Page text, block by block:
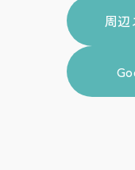
周辺